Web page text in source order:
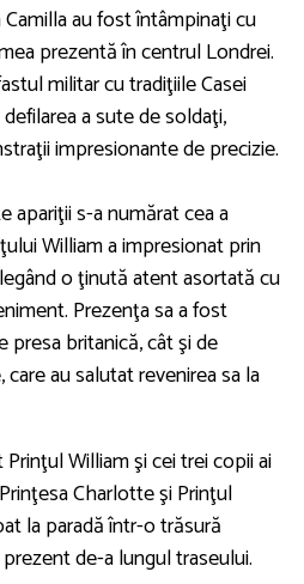
au fost întâmpinaţi cu
prezentă în centrul Londrei.
militar cu tradiţiile Casei
a sute de soldaţi,
impresionante de precizie.
apariţii s-a numărat cea a
William a impresionat prin
o ţinută atent asortată cu
Prezenţa sa a fost
britanică, cât şi de
au salutat revenirea sa la
William şi cei trei copii ai
Charlotte şi Prinţul
la paradă într-o trăsură
de-a lungul traseului.